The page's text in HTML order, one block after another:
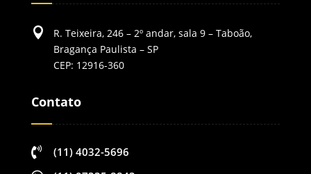

R. Teixeira, 246 – 2º andar, sala 9 – Taboão,
Bragança Paulista – SP
CEP: 12916-360
Contato
 (11) 4032-5696